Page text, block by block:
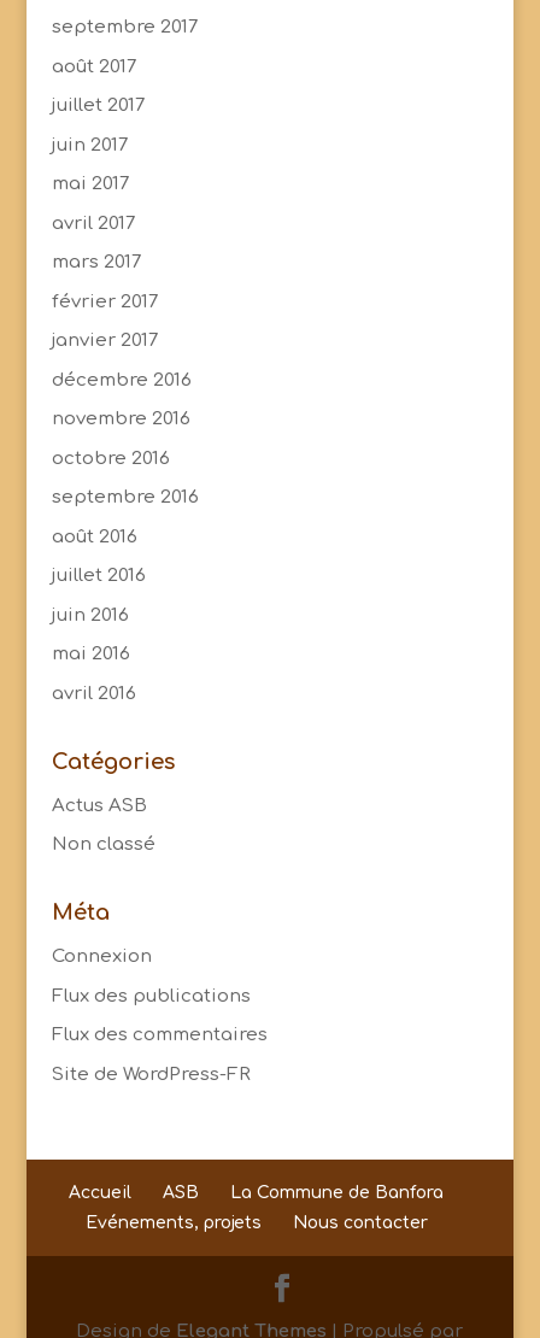
septembre 2017
août 2017
juillet 2017
juin 2017
mai 2017
avril 2017
mars 2017
février 2017
janvier 2017
décembre 2016
novembre 2016
octobre 2016
septembre 2016
août 2016
juillet 2016
juin 2016
mai 2016
avril 2016
Catégories
Actus ASB
Non classé
Méta
Connexion
Flux des publications
Flux des commentaires
Site de WordPress-FR
Accueil ASB
La Commune de Banfora
Evénements, projets
Nous contacter
Design de Elegant Themes | Propulsé par